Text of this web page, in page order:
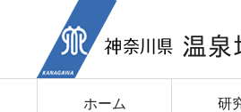
ホーム 研